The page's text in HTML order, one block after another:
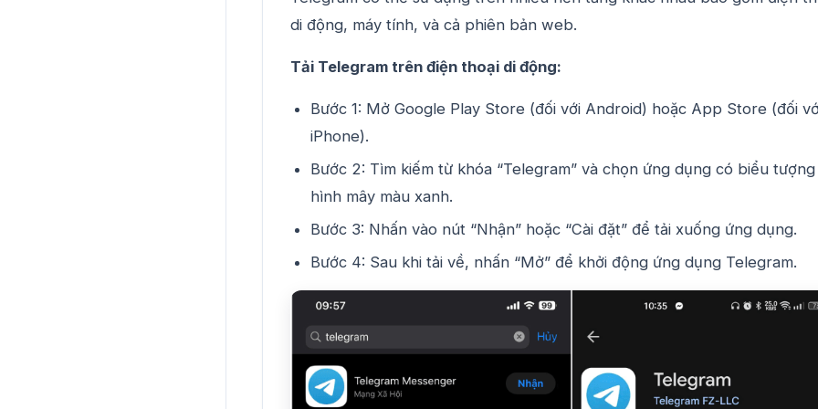
di động, máy tính, và cả phiên bản web.
Tải Telegram trên điện thoại di động:
Bước 1: Mở Google Play Store (đối với Android) hoặc App Store (đối
iPhone).
Bước 2: Tìm kiếm từ khóa “Telegram” và chọn ứng dụng có biểu tượng
hình mây màu xanh.
Bước 3: Nhấn vào nút “Nhận” hoặc “Cài đặt” để tải xuống ứng dụng.
Bước 4: Sau khi tải về, nhấn “Mở” để khởi động ứng dụng Telegram.